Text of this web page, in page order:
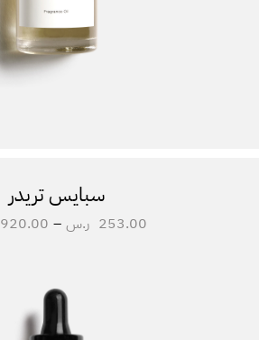
سبايس تريدر
253.00 ر.س –
920.00